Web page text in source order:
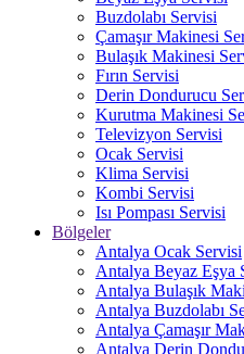
Buzdolabı Servisi
Çamaşır Makinesi
Bulaşık Makinesi
Fırın Servisi
Derin Dondurucu
Kurutma Makinesi
Televizyon Servisi
Ocak Servisi
Klima Servisi
Kombi Servisi
Isı Pompası Servisi
Bölgeler
Antalya Ocak Servisi
Antalya Beyaz Eşya
Antalya Bulaşık
Antalya Buzdolabı
Antalya Çamaşır
Antalya Derin